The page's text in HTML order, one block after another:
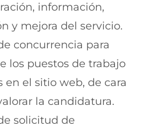
información,
y mejora del servicio.
concurrencia para
los puestos de trabajo
en el sitio web, de cara
la candidatura.
solicitud de